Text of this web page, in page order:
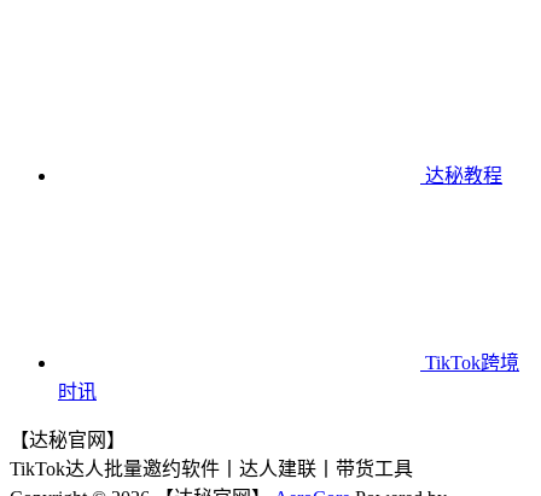
达秘教程
TikTok跨境
时讯
【达秘官网】
TikTok达人批量邀约软件丨达人建联丨带货工具